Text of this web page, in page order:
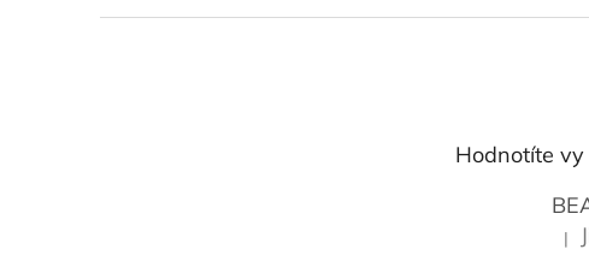
Hodnotíte vy
|